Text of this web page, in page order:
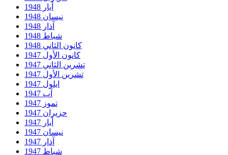
أيار 1948
نيسان 1948
آذار 1948
شباط 1948
كانون الثاني 1948
كانون الأول 1947
تشرين الثاني 1947
تشرين الأول 1947
ايلول 1947
آب 1947
تموز 1947
حزيران 1947
أيار 1947
نيسان 1947
آذار 1947
شباط 1947